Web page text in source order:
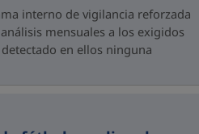
interno de vigilancia reforzada
mensuales a los exigidos
en ellos ninguna